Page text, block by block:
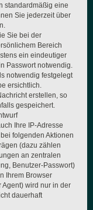
standardmäßig eine
Sie jederzeit über
Sie bei der
Bereich
ein eindeutiger
Passwort notwendig.
notwendig festgelegt
ersichtlich.
erstellen, so
gespeichert.
Ihre IP-Adresse
folgenden Aktionen
(dazu zählen
an zentralen
Benutzer-Passwort)
Ihrem Browser
wird nur in der
dauerhaft